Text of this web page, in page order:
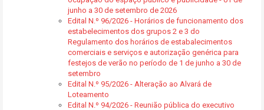
junho a 30 de setembro de 2026
Edital N.º 96/2026 - Horários de funcionamento dos
estabelecimentos dos grupos 2 e 3 do
Regulamento dos horários de estabalecimentos
comerciais e serviços e autorização genérica para
festejos de verão no período de 1 de junho a 30 de
setembro
Edital N.º 95/2026 - Alteração ao Alvará de
Loteamento
Edital N.º 94/2026 - Reunião pública do executivo